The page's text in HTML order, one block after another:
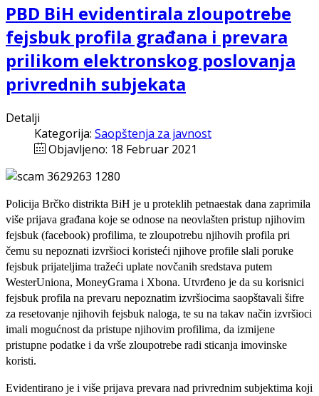
PBD BiH evidentirala zloupotrebe
fejsbuk profila građana i prevara
prilikom elektronskog poslovanja
privrednih subjekata
Detalji
Kategorija: Saopštenja za javnost
Objavljeno: 18 Februar 2021
Policija Brčko distrikta BiH je u proteklih petnaestak dana zaprimila
više prijava građana koje se odnose na neovlašten pristup njihovim
fejsbuk (facebook) profilima, te zloupotrebu njihovih profila pri
čemu su nepoznati izvršioci koristeći njihove profile slali poruke
fejsbuk prijateljima tražeći uplate novčanih sredstava putem
WesterUniona, MoneyGrama i Xbona. Utvrđeno je da su korisnici
fejsbuk profila na prevaru nepoznatim izvršiocima saopštavali šifre
za resetovanje njihovih fejsbuk naloga, te su na takav način izvršioci
imali mogućnost da pristupe njihovim profilima, da izmijene
pristupne podatke i da vrše zloupotrebe radi sticanja imovinske
koristi.
Evidentirano je i više prijava prevara nad privrednim subjektima koji